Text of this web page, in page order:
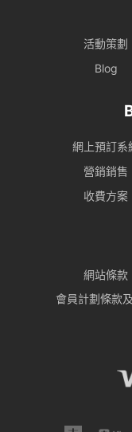
活動策劃
Blog
網上預訂系
營銷銷售
收費方案
網站條款
會員計劃條款